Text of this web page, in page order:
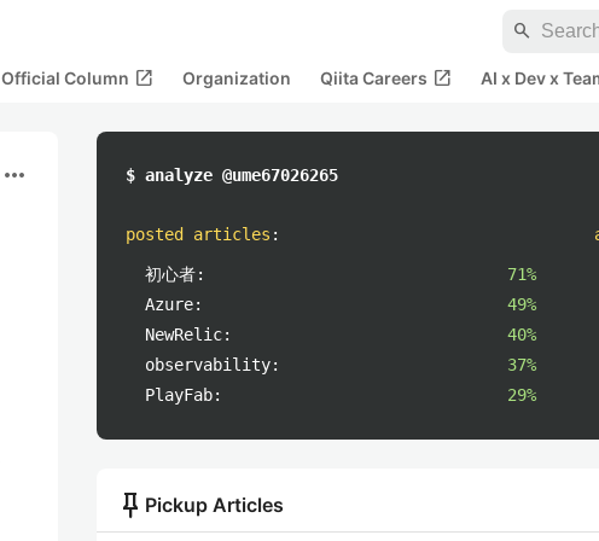
search
Official Column open_in_new Organization Qiita Careers open_in_new AI x Dev x
more_horiz $ analyze @ume67026265
posted articles :
初心者:
71%
Azure:
49%
NewRelic:
40%
observability:
37%
PlayFab:
29%
push_pin Pickup Articles